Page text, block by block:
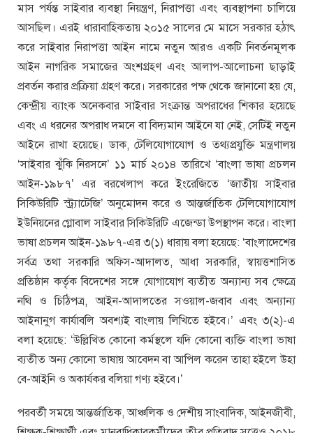
মাস পর্যন্ত সাইবার ব্যবস্থা নিয়ন্ত্রণ, নিরাপত্তা এবং ব্যবস্থাপনা চালিয়ে
আসছিল। এরই ধারাবাহিকতায় ২০১৫ সালের মে মাসে সরকার হঠাৎ
করে সাইবার নিরাপত্তা আইন নামে নতুন আরও একটি নিবর্তনমূলক
আইন নাগরিক সমাজের অংশগ্রহণ এবং আলাপ-আলোচনা ছাড়াই
প্রবর্তন করার প্রক্রিয়া গ্রহণ করে। সরকারের পক্ষ থেকে জানানো হয় যে,
কেন্দ্রীয় ব্যাংক অনেকবার সাইবার সংক্রান্ত অপরাধের শিকার হয়েছে
এবং এ ধরনের অপরাধ দমনে বা বিদ্যমান আইনে যা নেই, সেটিই নতুন
আইনে রাখা হয়েছে। ডাক, টেলিযোগাযোগ ও তথ্যপ্রযুক্তি মন্ত্রণালয়
‘সাইবার ঝুঁকি নিরসনে’ ১১ মার্চ ২০১৪ তারিখে ‘বাংলা ভাষা প্রচলন
আইন-১৯৮৭’ এর বরখেলাপ করে ইংরেজিতে ‘জাতীয় সাইবার
সিকিউরিটি স্ট্র্যাটেজি’ অনুমোদন করে ও আন্তর্জাতিক টেলিযোগাযোগ
ইউনিয়নের গ্লোবাল সাইবার সিকিউরিটি এজেন্ডা উপস্থাপন করে। বাংলা
ভাষা প্রচলন আইন-১৯৮৭-এর ৩(১) ধারায় বলা হয়েছে: ‘বাংলাদেশের
সর্বত্র তথা সরকারি অফিস-আদালত, আধা সরকারি, স্বায়ত্তশাসিত
প্রতিষ্ঠান কর্তৃক বিদেশের সঙ্গে যোগাযোগ ব্যতীত অন্যান্য সব ক্ষেত্রে
নথি ও চিঠিপত্র, আইন-আদালতের সওয়াল-জবাব এবং অন্যান্য
আইনানুগ কার্যাবলি অবশ্যই বাংলায় লিখিতে হইবে।’ এবং ৩(২)-এ
বলা হয়েছে: ‘উল্লিখিত কোনো কর্মস্থলে যদি কোনো ব্যক্তি বাংলা ভাষা
ব্যতীত অন্য কোনো ভাষায় আবেদন বা আপিল করেন তাহা হইলে উহা
বে-আইনি ও অকার্যকর বলিয়া গণ্য হইবে।’
পরবর্তী সময়ে আন্তর্জাতিক, আঞ্চলিক ও দেশীয় সাংবাদিক, আইনজীবী,